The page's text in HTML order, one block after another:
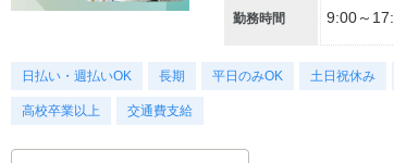
勤務時間 9:00～
日払い・週払いOK 長期 平日のみOK 土日祝休み
高校卒業以上 交通費支給